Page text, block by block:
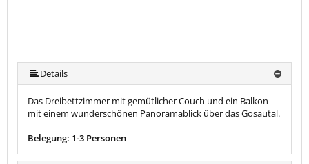
Details
Das Dreibettzimmer mit gemütlicher Couch und ein Balkon
mit einem wunderschönen Panoramablick über das Gosautal.
Belegung: 1-3 Personen